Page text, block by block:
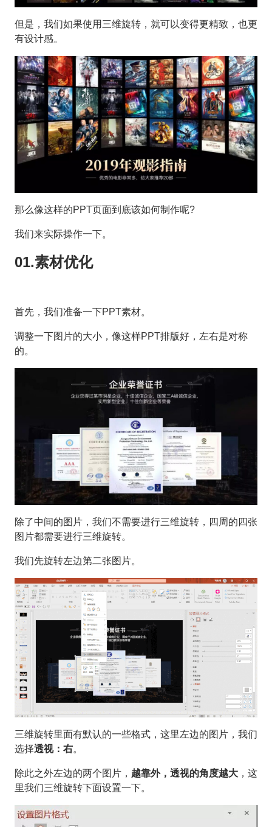
但是，我们如果使用三维旋转，就可以变得更精致，也更
有设计感。
那么像这样的PPT页面到底该如何制作呢?
我们来实际操作一下。
01.素材优化
首先，我们准备一下PPT素材。
调整一下图片的大小，像这样PPT排版好，左右是对称
的。
除了中间的图片，我们不需要进行三维旋转，四周的四张
图片都需要进行三维旋转。
我们先旋转左边第二张图片。
三维旋转里面有默认的一些格式，这里左边的图片，我们
选择透视：右。
除此之外左边的两个图片， 越靠外，透视的角度越大 ，这
里我们三维旋转下面设置一下。